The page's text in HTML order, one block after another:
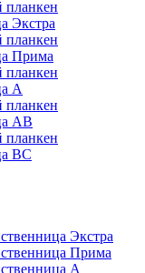
Экстра
Прима
А
AB
BC
Экстра
Прима
А